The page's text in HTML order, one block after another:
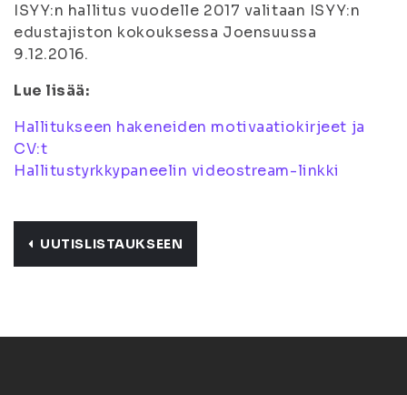
ISYY:n hallitus vuodelle 2017 valitaan ISYY:n
edustajiston kokouksessa Joensuussa
9.12.2016.
Lue lisää:
Hallitukseen hakeneiden motivaatiokirjeet ja
CV:t
Hallitustyrkkypaneelin videostream-linkki
UUTISLISTAUKSEEN